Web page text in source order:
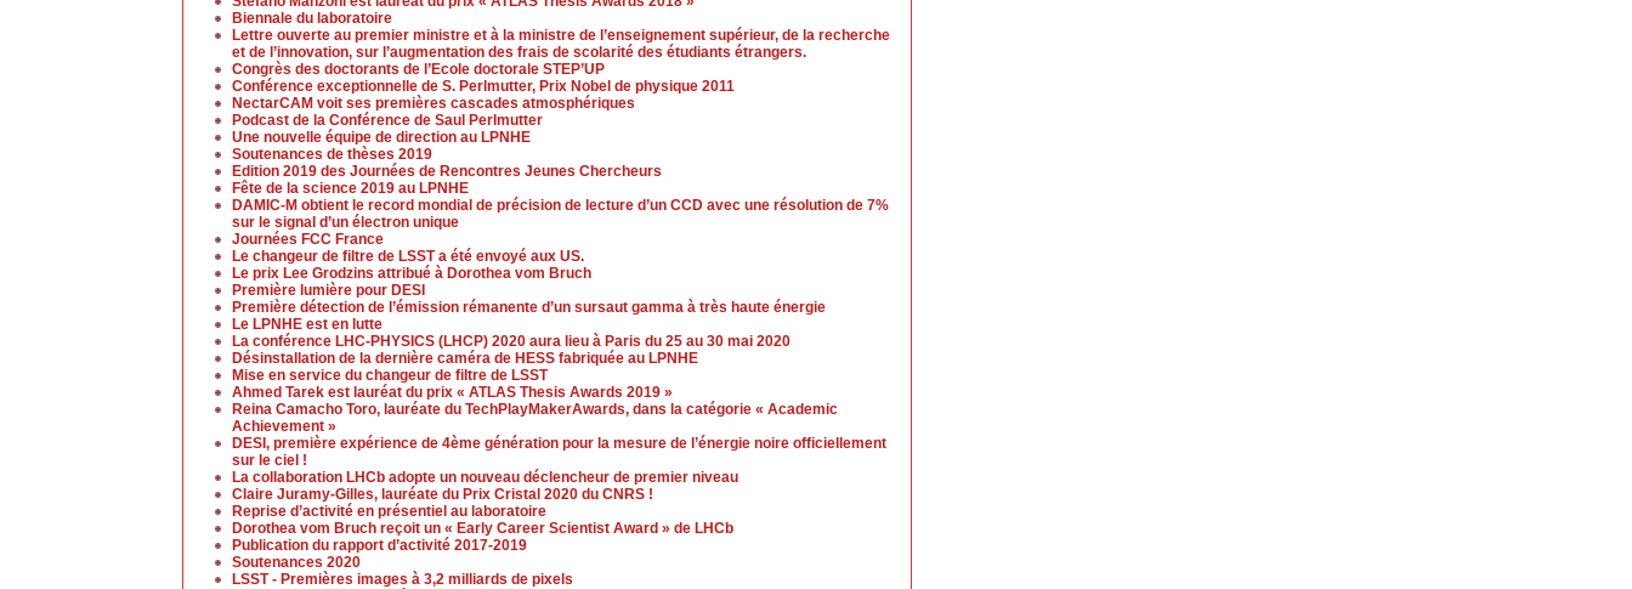
Biennale du laboratoire
Lettre ouverte au premier ministre et à la ministre de l’enseignement supérieur, de la recherche
et de l’innovation, sur l’augmentation des frais de scolarité des étudiants étrangers.
Congrès des doctorants de l’Ecole doctorale STEP’UP
Conférence exceptionnelle de S. Perlmutter, Prix Nobel de physique 2011
NectarCAM voit ses premières cascades atmosphériques
Podcast de la Conférence de Saul Perlmutter
Une nouvelle équipe de direction au LPNHE
Soutenances de thèses 2019
Edition 2019 des Journées de Rencontres Jeunes Chercheurs
Fête de la science 2019 au LPNHE
DAMIC-M obtient le record mondial de précision de lecture d’un CCD avec une résolution de 7%
sur le signal d’un électron unique
Journées FCC France
Le changeur de filtre de LSST a été envoyé aux US.
Le prix Lee Grodzins attribué à Dorothea vom Bruch
Première lumière pour DESI
Première détection de l’émission rémanente d’un sursaut gamma à très haute énergie
Le LPNHE est en lutte
La conférence LHC-PHYSICS (LHCP) 2020 aura lieu à Paris du 25 au 30 mai 2020
Désinstallation de la dernière caméra de HESS fabriquée au LPNHE
Mise en service du changeur de filtre de LSST
Ahmed Tarek est lauréat du prix « ATLAS Thesis Awards 2019 »
Reina Camacho Toro, lauréate du TechPlayMakerAwards, dans la catégorie « Academic
Achievement »
DESI, première expérience de 4ème génération pour la mesure de l’énergie noire officiellement
sur le ciel !
La collaboration LHCb adopte un nouveau déclencheur de premier niveau
Claire Juramy-Gilles, lauréate du Prix Cristal 2020 du CNRS !
Reprise d’activité en présentiel au laboratoire
Dorothea vom Bruch reçoit un « Early Career Scientist Award » de LHCb
Publication du rapport d’activité 2017-2019
Soutenances 2020
LSST - Premières images à 3,2 milliards de pixels